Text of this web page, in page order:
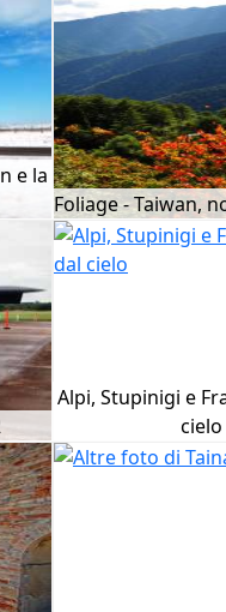
e la
Foliage - Taiwan,
Alpi, Stupinigi e
cielo